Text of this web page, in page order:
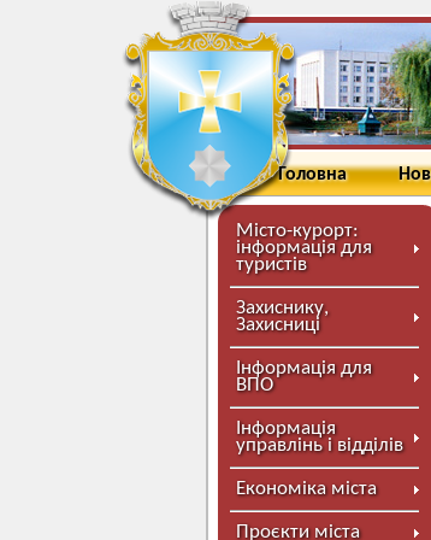
Головна
Місто-курорт:
інформація для
туристів
Захиснику,
Захисниці
Інформація для
ВПО
Інформація
управлінь і відділів
Економіка міста
Проєкти міста